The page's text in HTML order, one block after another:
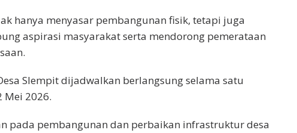
hanya menyasar pembangunan fisik, tetapi juga
aspirasi masyarakat serta mendorong pemerataan
Slempit dijadwalkan berlangsung selama satu
Mei 2026.
pada pembangunan dan perbaikan infrastruktur desa